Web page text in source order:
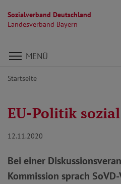
Sozialverband Deutschland
Landesverband Bayern
Direkt zu den Inhalten springen
MENÜ
Startseite
EU-Politik
12.11.2020
Bei einer
Kommission sprach